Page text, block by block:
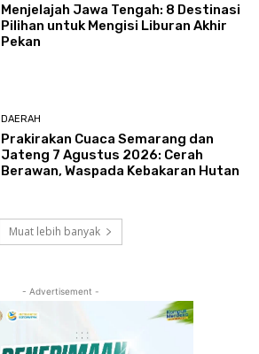
Menjelajah Jawa Tengah: 8 Destinasi
Pilihan untuk Mengisi Liburan Akhir
Pekan
DAERAH
Prakirakan Cuaca Semarang dan
Jateng 7 Agustus 2026: Cerah
Berawan, Waspada Kebakaran Hutan
Muat lebih banyak
- Advertisement -